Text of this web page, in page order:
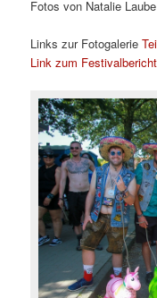
Fotos von Natalie
Links zur Fotogalerie
Link zum Festivalbericht